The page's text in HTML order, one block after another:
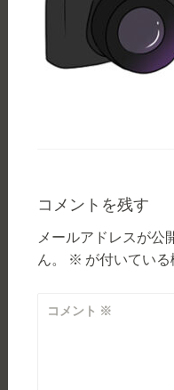
コメントを残す
メールアドレスが公
ん。
※ が付いてい
コメント ※